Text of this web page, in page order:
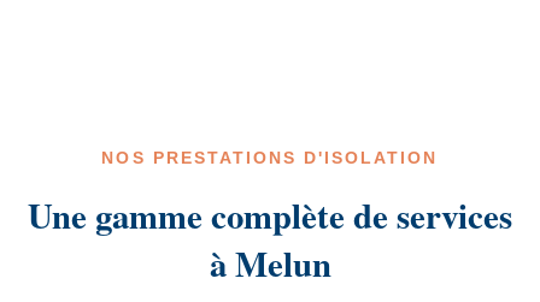
NOS PRESTATIONS D'ISOLATION
Une gamme complète de services
à Melun